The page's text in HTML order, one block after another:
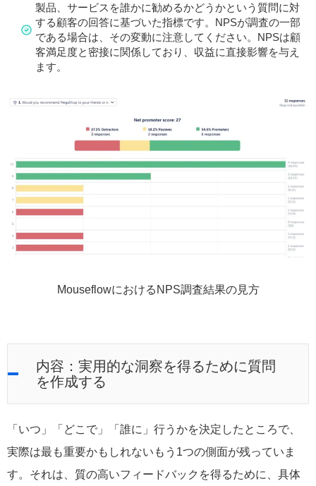
製品、サービスを誰かに勧めるかどうかという質問に対
する顧客の回答に基づいた指標です。NPSが調査の一部
である場合は、その変動に注意してください。NPSは顧
客満足度と密接に関係しており、収益に直接影響を与え
ます。
MouseflowにおけるNPS調査結果の見方
内容：実用的な洞察を得るために質問
を作成する
「いつ」「どこで」「誰に」行うかを決定したところで、
実際は最も重要かもしれないもう1つの側面が残っていま
す。それは、質の高いフィードバックを得るために、具体